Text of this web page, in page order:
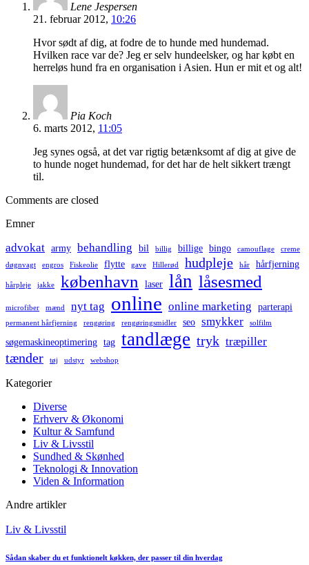
Lene Jespersen
21. februar 2012, 10:26
Hvor sødt af dig, at fodre de to hunde med hundemad.
Hvilken race var de? Jeg er selv hundeelsker, og har købt en
herreløs hund fra en organisation i Asien. Hun er mit et og alt!
Pia Koch
6. marts 2012, 11:05
Jeg synes også, at det var rigtig betænksomt af dig at give de
to hunde noget hundemad, for det har de helt sikkert trængt
til.
Comments are closed
Emner
advokat army behandling bil billig billige bingo camouflage creme
døgnvagt engros Fiskeolie flytte gave Hillerød hudpleje hår hårfjerning
hårpleje jakke københavn laser lån låsesmed
microfiber mænd nyt tag online online marketing parterapi
permanent hårfjerning rengøring rengøringsmidler seo smykker solfilm
søgemaskineoptimering tag tandlæge tryk træpiller
tænder tøj udstyr webshop
Kategorier
Diverse
Erhverv & Økonomi
Kultur & Samfund
Liv & Livsstil
Sundhed & Skønhed
Teknologi & Innovation
Viden & Information
Andre artikler
Posted
Liv & Livsstil
Sådan skaber du et funktionelt køkken, der passer til din hverdag